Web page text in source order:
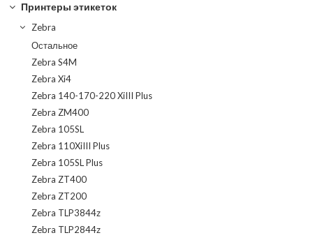
Принтеры этикеток
Zebra
Остальное
Zebra S4M
Zebra Xi4
Zebra 140-170-220 XiIII Plus
Zebra ZM400
Zebra 105SL
Zebra 110XiIII Plus
Zebra 105SL Plus
Zebra ZT400
Zebra ZT200
Zebra TLP3844z
Zebra TLP2844z